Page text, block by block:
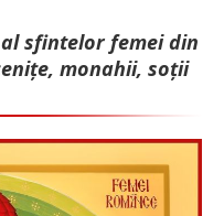
sfintelor femei din
monahii, soții